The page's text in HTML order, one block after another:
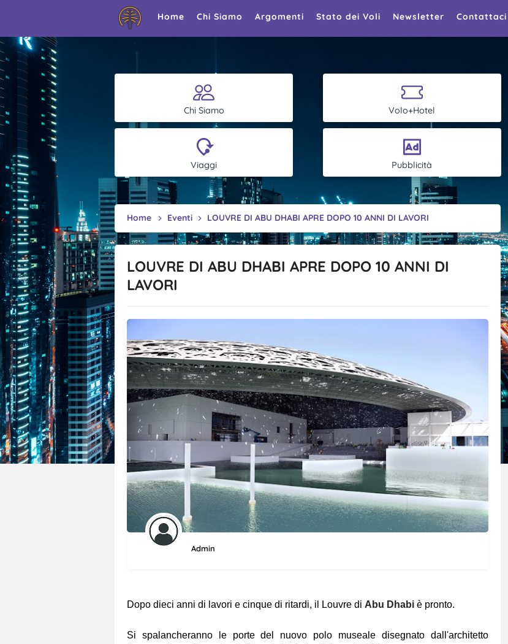
Home Chi Siamo Argomenti Stato dei Voli Newsletter Contattaci
Chi Siamo Volo+Hotel
Viaggi Pubblicità
Home Eventi LOUVRE DI ABU DHABI APRE DOPO 10 ANNI DI LAVORI
LOUVRE DI ABU DHABI APRE DOPO 10 ANNI DI
LAVORI
Admin
Dopo dieci anni di lavori e cinque di ritardi, il Louvre di Abu Dhabi è pronto.
Si spalancheranno le porte del nuovo polo museale disegnato dall'architetto